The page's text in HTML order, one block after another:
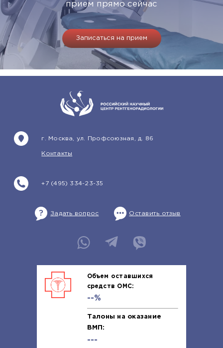
прием прямо сейчас
Записаться на прием
+7 (495) 334-23-35
г. Москва, ул. Профсоюзная, д. 86
Контакты
Задать вопрос Оставить отзыв
Объем оставшихся
средств ОМС:
--%
Талоны на оказание
ВМП:
---